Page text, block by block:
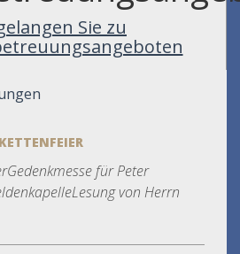
Sie zu
für Peter
von Herrn